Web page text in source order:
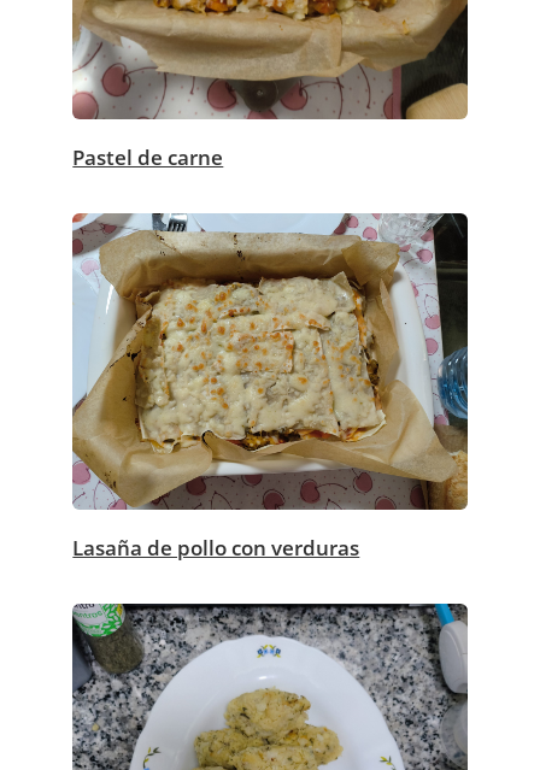
Pastel de carne
Lasaña de pollo con verduras